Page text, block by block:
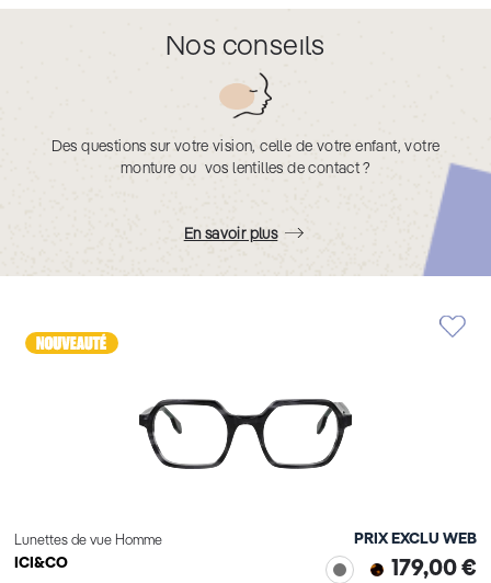
Nos conseils
Des questions sur votre vision, celle de votre enfant, votre
monture ou vos lentilles de contact ?
En savoir plus
Lunettes de vue Homme
ICI&CO
PRIX EXCLU WEB
179,00 €